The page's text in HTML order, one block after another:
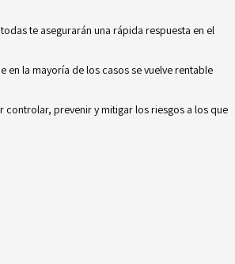
te asegurarán una rápida respuesta en el
la mayoría de los casos se vuelve rentable
controlar, prevenir y mitigar los riesgos a los que